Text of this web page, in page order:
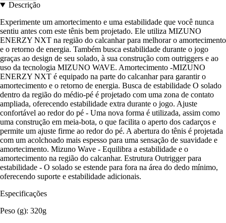
Descrição
Experimente um amortecimento e uma estabilidade que você nunca
sentiu antes com este tênis bem projetado. Ele utiliza MIZUNO
ENERZY NXT na região do calcanhar para melhorar o amortecimento
e o retorno de energia. Também busca estabilidade durante o jogo
graças ao design de seu solado, à sua construção com outriggers e ao
uso da tecnologia MIZUNO WAVE. Amortecimento -MIZUNO
ENERZY NXT é equipado na parte do calcanhar para garantir o
amortecimento e o retorno de energia. Busca de estabilidade O solado
dentro da região do médio-pé é projetado com uma zona de contato
ampliada, oferecendo estabilidade extra durante o jogo. Ajuste
confortável ao redor do pé - Uma nova forma é utilizada, assim como
uma construção em meia-bota, o que facilita o aperto dos cadarços e
permite um ajuste firme ao redor do pé. A abertura do tênis é projetada
com um acolchoado mais espesso para uma sensação de suavidade e
amortecimento. Mizuno Wave - Equilibra a estabilidade e o
amortecimento na região do calcanhar. Estrutura Outrigger para
estabilidade - O solado se estende para fora na área do dedo mínimo,
oferecendo suporte e estabilidade adicionais.
Especificações
Peso (g): 320g